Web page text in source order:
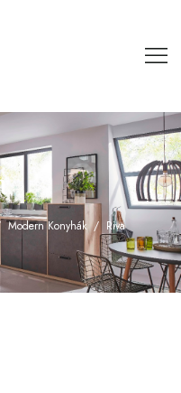
Modern Konyhák Riva